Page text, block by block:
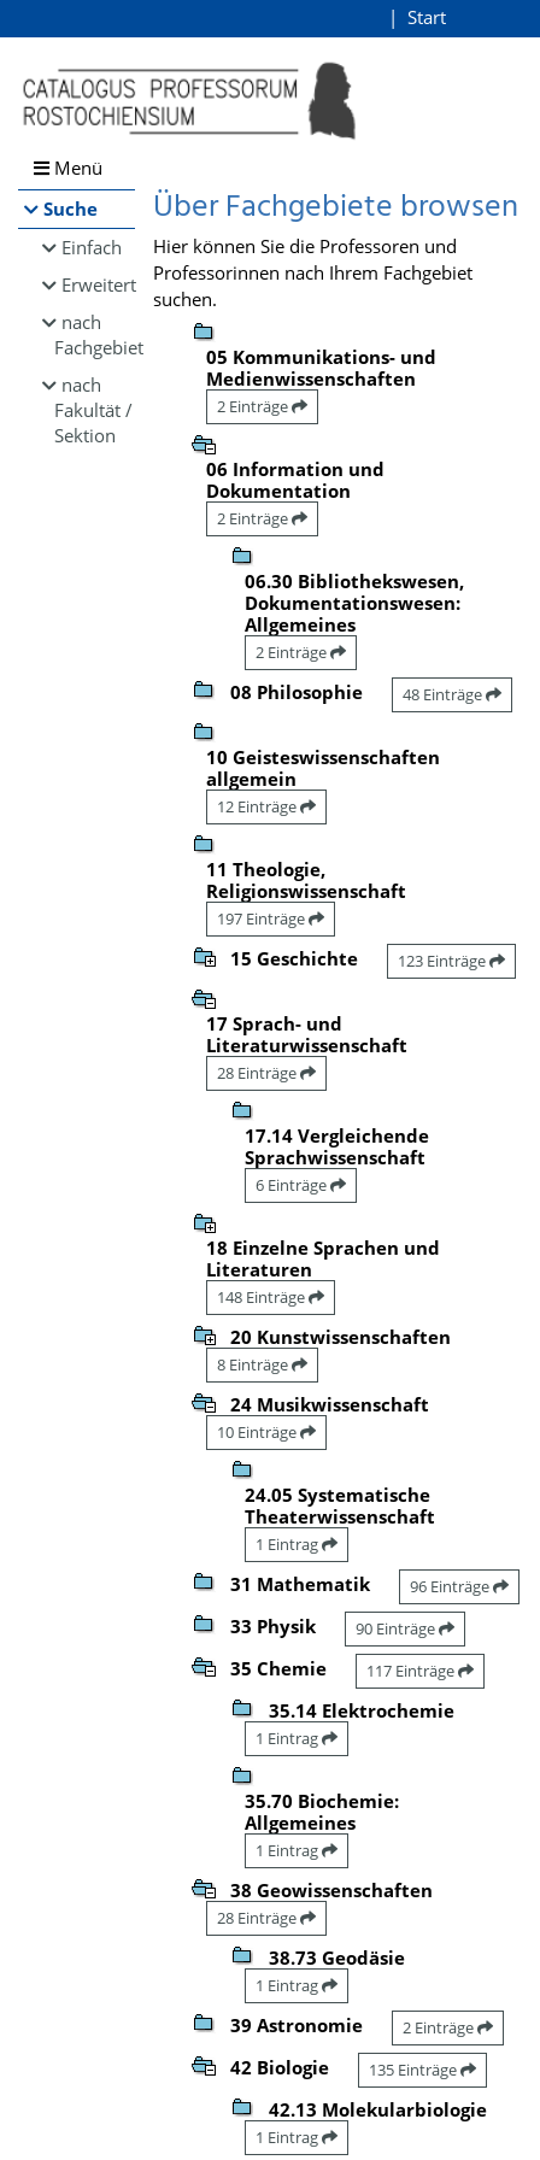
Browsen
direkt zum Inhalt
Start
Menü
Suche
Einfach
Erweitert
nach
Fachgebiet
nach
Fakultät /
Sektion
Über Fachgebiete browsen
Hier können Sie die Professoren und
Professorinnen nach Ihrem Fachgebiet
suchen.
05 Kommunikations- und
Medienwissenschaften
2 Einträge
06 Information und
Dokumentation
2 Einträge
06.30 Bibliothekswesen,
Dokumentationswesen:
Allgemeines
2 Einträge
08 Philosophie 48 Einträge
10 Geisteswissenschaften
allgemein
12 Einträge
11 Theologie,
Religionswissenschaft
197 Einträge
15 Geschichte 123 Einträge
17 Sprach- und
Literaturwissenschaft
28 Einträge
17.14 Vergleichende
Sprachwissenschaft
6 Einträge
18 Einzelne Sprachen und
Literaturen
148 Einträge
20 Kunstwissenschaften
8 Einträge
24 Musikwissenschaft
10 Einträge
24.05 Systematische
Theaterwissenschaft
1 Eintrag
31 Mathematik 96 Einträge
33 Physik 90 Einträge
35 Chemie 117 Einträge
35.14 Elektrochemie
1 Eintrag
35.70 Biochemie:
Allgemeines
1 Eintrag
38 Geowissenschaften
28 Einträge
38.73 Geodäsie
1 Eintrag
39 Astronomie 2 Einträge
42 Biologie 135 Einträge
42.13 Molekularbiologie
1 Eintrag